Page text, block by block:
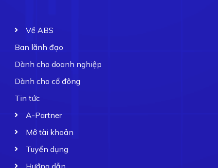
Về ABS
Ban lãnh đạo
Dành cho doanh nghiệp
Dành cho cổ đông
Tin tức
A-Partner
Mở tài khoản
Tuyển dụng
Hướng dẫn